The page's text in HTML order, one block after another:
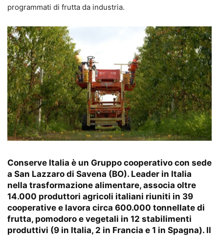
programmati di frutta da industria.
Conserve Italia è un Gruppo cooperativo con sede
a San Lazzaro di Savena (BO). Leader in Italia
nella trasformazione alimentare, associa oltre
14.000 produttori agricoli italiani riuniti in 39
cooperative e lavora circa 600.000 tonnellate di
frutta, pomodoro e vegetali in 12 stabilimenti
produttivi (9 in Italia, 2 in Francia e 1 in Spagna). Il